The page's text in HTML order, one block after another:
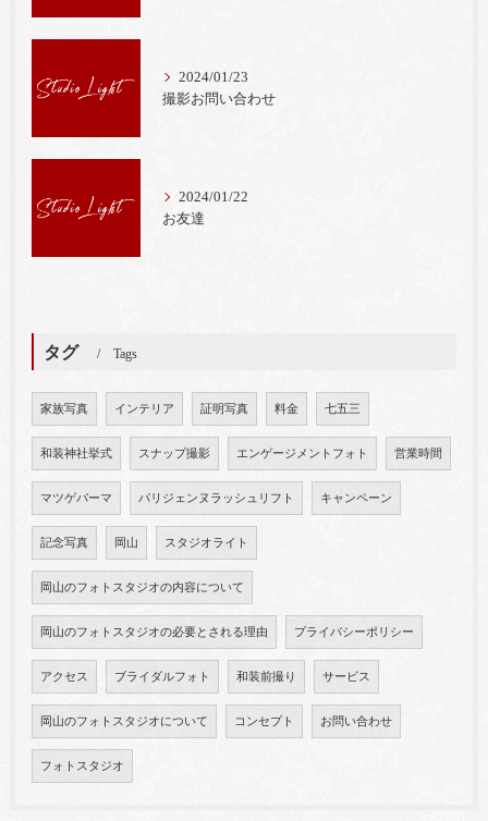
2024/01/23
撮影お問い合わせ
2024/01/22
お友達
タグ Tags
家族写真 インテリア 証明写真 料金 七五三
和装神社挙式 スナップ撮影 エンゲージメントフォト 営業時間
マツゲパーマ パリジェンヌラッシュリフト キャンペーン
記念写真 岡山 スタジオライト
岡山のフォトスタジオの内容について
岡山のフォトスタジオの必要とされる理由 プライバシーポリシー
アクセス ブライダルフォト 和装前撮り サービス
岡山のフォトスタジオについて コンセプト お問い合わせ
フォトスタジオ